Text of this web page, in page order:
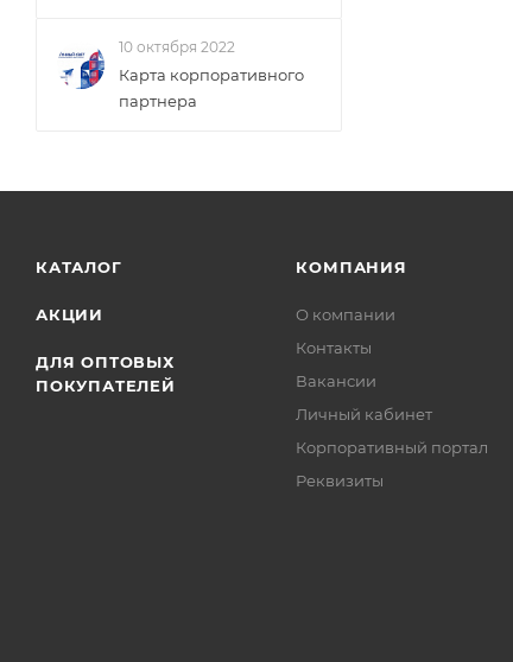
10 октября 2022
Карта корпоративного
партнера
КАТАЛОГ
АКЦИИ
ДЛЯ ОПТОВЫХ
ПОКУПАТЕЛЕЙ
КОМПАНИЯ
О компании
Контакты
Вакансии
Личный кабинет
Корпоративный портал
Реквизиты